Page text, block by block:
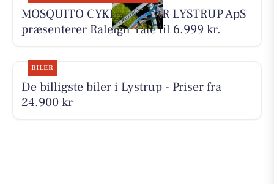
MOSQUITO CYKELCENTER LYSTRUP ApS
præsenterer Raleigh Yate til 6.999 kr.
BILER
De billigste biler i Lystrup - Priser fra
24.900 kr